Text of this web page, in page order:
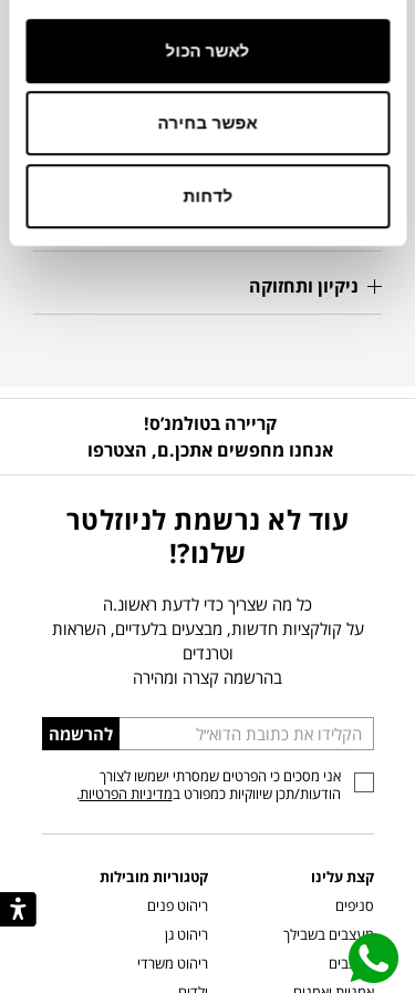
לאשר הכול
אפשר בחירה
לדחות
מידע על חומרים
מק"ט
פרטים נוספים
ניקיון ותחזוקה
קריירה בטולמנ’ס!
אנחנו מחפשים אתכן.ם, הצטרפו
עוד לא נרשמת לניוזלטר
שלנו?!
כל מה שצריך כדי לדעת ראשונ.ה
על קולקציות חדשות, מבצעים בלעדיים, השראות
וטרנדים
בהרשמה קצרה ומהירה
הכניסו
כתובת
דוא”ל
להרשמה
אני מסכים כי הפרטים שמסרתי ישמשו לצורך
הודעות/תכן שיווקיות כמפורט במדיניות הפרטיות.
קצת עלינו
סניפים
מעצבים בשבילך
מעצבים
קטגוריות מובילות
ריהוט פנים
ריהוט גן
ריהוט משרדי